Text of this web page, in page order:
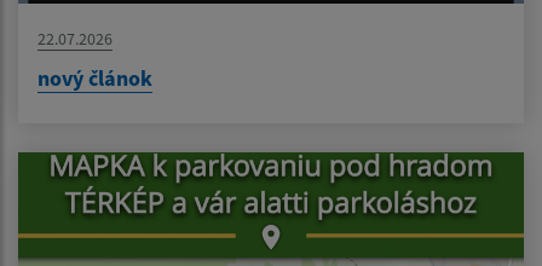
22.07.2026
nový článok